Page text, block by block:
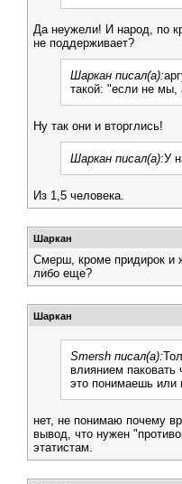
Да неужели! И народ, по
не поддерживает?
Шаркан писал(а):
такой: "если не мы,
Ну так они и вторглись!
Шаркан писал(а):У
Из 1,5 человека.
Шаркан
Смерш, кроме придирок и
либо еще?
Шаркан
Smersh писал(а):
влиянием
это понимаешь или
нет, не понимаю почему
вывод, что нужен
этатистам.